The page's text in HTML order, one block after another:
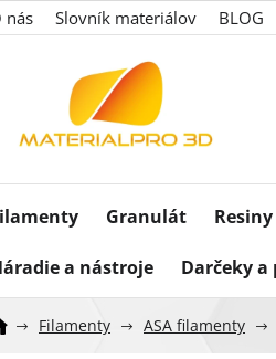
nás Slovník materiálov BLOG
Granulát Resiny
a nástroje Darčeky a
Filamenty ASA filamenty